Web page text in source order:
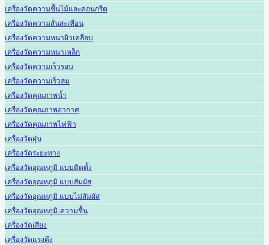
เครื่องวัดความชื้นไม้และคอนกรีต
เครื่องวัดความสั่นสะเทือน
เครื่องวัดความหนาผิวเคลือบ
เครื่องวัดความหนาเหล็ก
เครื่องวัดความเร็วรอบ
เครื่องวัดความเร็วลม
เครื่องวัดคุณภาพน้ำ
เครื่องวัดคุณภาพอากาศ
เครื่องวัดคุณภาพไฟฟ้า
เครื่องวัดฝุ่น
เครื่องวัดระยะทาง
เครื่องวัดอุณหภูมิ แบบติดตั้ง
เครื่องวัดอุณหภูมิ แบบสัมผัส
เครื่องวัดอุณหภูมิ แบบไม่สัมผัส
เครื่องวัดอุณหภูมิ-ความชื้น
เครื่องวัดเสียง
เครื่องวัดแรงดึง